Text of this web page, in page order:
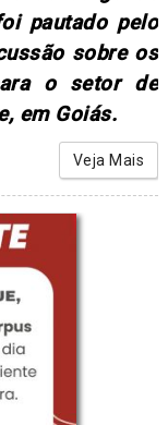
pautado pelo
sobre os
o setor de
em Goiás.
Veja Mais